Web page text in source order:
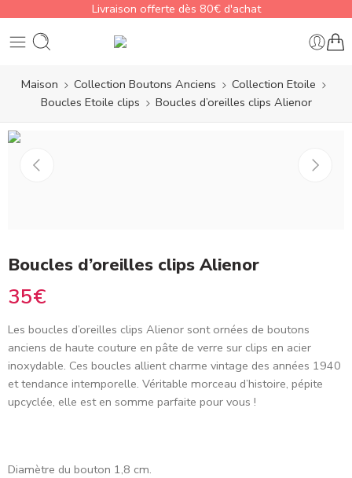
Livraison offerte dès 80€ d'achat
Maison Collection Boutons Anciens
Collection Etoile
Boucles Etoile clips
Boucles d’oreilles clips Alienor
Boucles d’oreilles clips Alienor
35€
Les boucles d’oreilles clips Alienor sont ornées de boutons
anciens de haute couture en pâte de verre sur clips en acier
inoxydable. Ces boucles allient charme vintage des années 1940
et tendance intemporelle. Véritable morceau d’histoire, pépite
upcyclée, elle est en somme parfaite pour vous !
Diamètre du bouton 1,8 cm.